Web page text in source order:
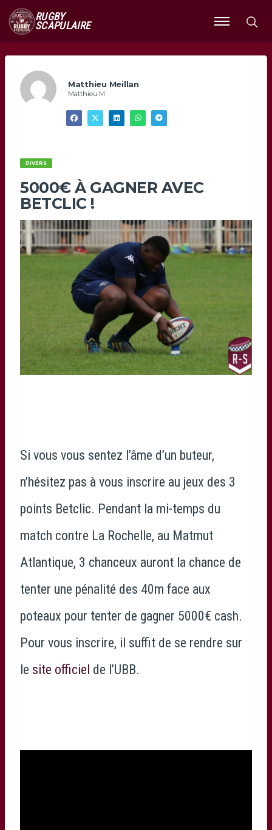
RUGBY
SCAPULAIRE
Ouvrir
le
Matthieu Meillan
Matthieu M
DIVERS
5000€ À GAGNER AVEC
BETCLIC !
Si vous vous sentez l’âme d’un buteur,
n’hésitez pas à vous inscrire au jeux des 3
points Betclic. Pendant la mi-temps du
match contre La Rochelle, au Matmut
Atlantique, 3 chanceux auront la chance de
tenter une pénalité des 40m face aux
poteaux pour tenter de gagner 5000€ cash.
Pour vous inscrire, il suffit de se rendre sur
le site officiel de l’UBB.